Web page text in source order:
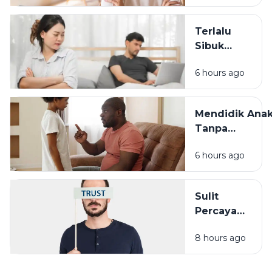
Waras
Terlalu
Sibuk
Dampaknya
pada
dengan
Keluarga
6 hours ago
Mendidik
Tanpa
Cara
yang Sering
6 hours ago
Sulit
Percaya
Pengalaman
Masa Lalu
8 hours ago